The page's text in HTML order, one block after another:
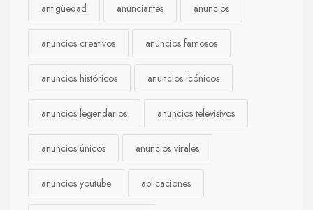
antigüedad anunciantes anuncios
anuncios creativos anuncios famosos
anuncios históricos anuncios icónicos
anuncios legendarios anuncios televisivos
anuncios únicos anuncios virales
anuncios youtube aplicaciones